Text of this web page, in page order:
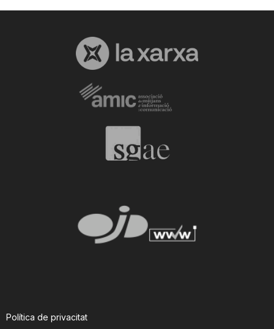
Política de privacitat